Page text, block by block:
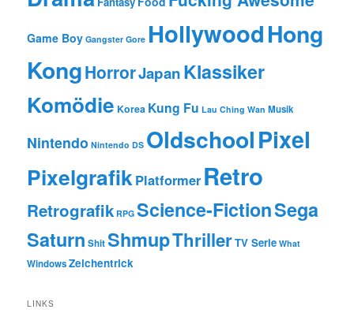
Game Boy Gangster Gore HollywoodHong
KongHorrorJapanKlassiker
Komödie Korea Kung Fu Lau Ching Wan Musik
Nintendo Nintendo DS OldschoolPixel
PixelgrafikPlatformer Retro
Retrografik RPG Science-FictionSega
Saturn ShitShmupThrillerTV Serie What
WindowsZeichentrick
LINKS